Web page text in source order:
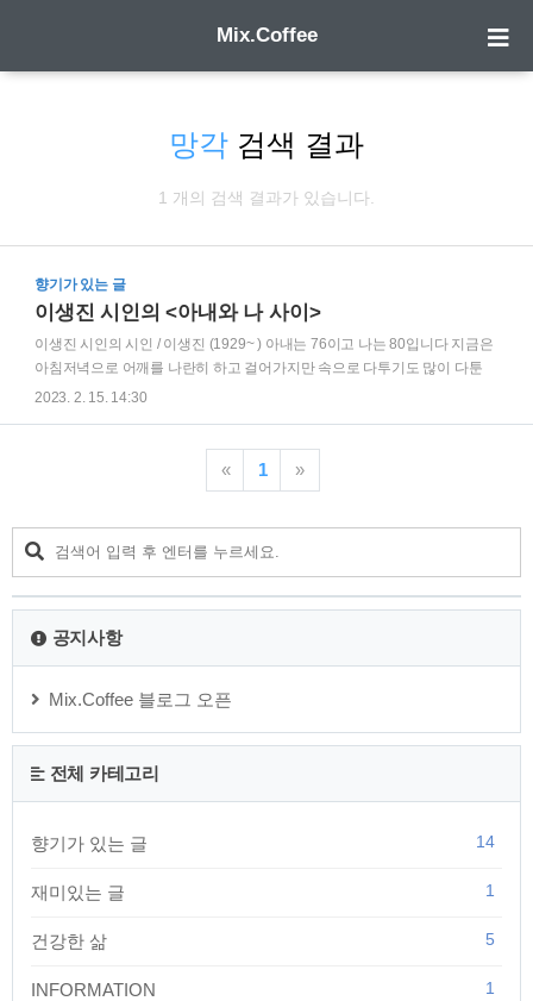
Mix.Coffee
망각 검색 결과
1 개의 검색 결과가 있습니다.
향기가 있는 글
이생진 시인의 <아내와 나 사이>
이생진 시인의 시인 / 이생진 (1929~ ) 아내는 76이고 나는 80입니다 지금은
아침저녁으로 어깨를 나란히 하고 걸어가지만 속으로 다투기도 많이 다툰
사이입니다 요즘은 망각을 경쟁하듯 합니다 나는 창문을 열러 갔다가 창문
을 떠나고 마지막에는 내가 그의 남편인 줄 모르고 그가 내 아내인 줄 모르는
날도 올 것입니다 서로 모르는 사이가 서로 알아가며 살다가 다시 모르는 사
의 ‘아내와 나 사이’라는 ‘..
2023. 2. 15. 14:30
« 1 »
공지사항
Mix.Coffee 블로그 오픈
전체 카테고리
향기가 있는 글 14
재미있는 글 1
건강한 삶 5
INFORMATION 1